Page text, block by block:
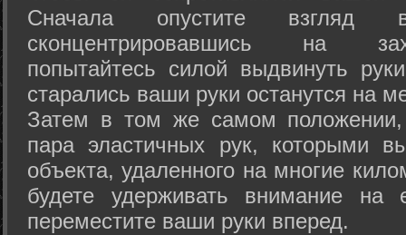
Сначала опустите
сконцентрировавшись на
попытайтесь силой выдвинуть
старались ваши руки останутся на
Затем в том же самом положении,
пара эластичных рук, которыми
объекта, удаленного на многие
будете удерживать внимание на
переместите ваши руки вперед.